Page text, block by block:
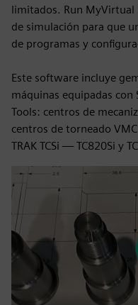
limitados. Run
de simulación para que
de programas y
Este software incluye
máquinas equipadas con
Tools: centros de
centros de torneado
TRAK TCSi — TC820Si y